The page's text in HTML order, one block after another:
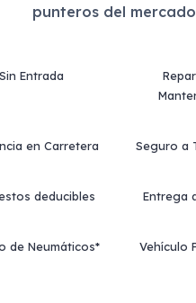
punteros del
Sin Entrada
en Carretera Seguro a
deducibles Entrega
de Neumáticos* Vehículo